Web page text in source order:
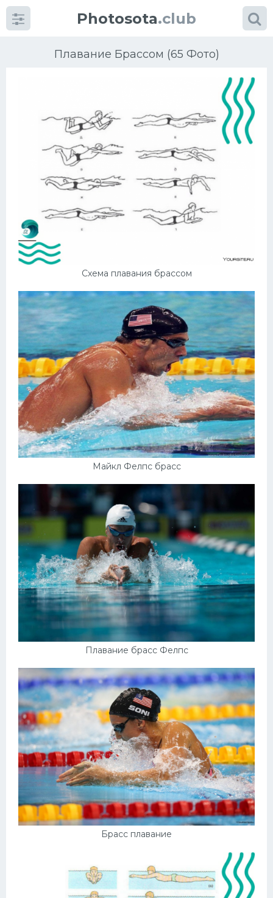
Photosota.club
Плавание Брассом (65 Фото)
Схема плавания брассом
Майкл Фелпс брасс
Плавание брасс Фелпс
Брасс плавание
КатегорииФото
Еще картинки...
Футбол
Баскетбол
Хоккей
Конькобежный спорт
Тренажеры
Интерьер квартиры